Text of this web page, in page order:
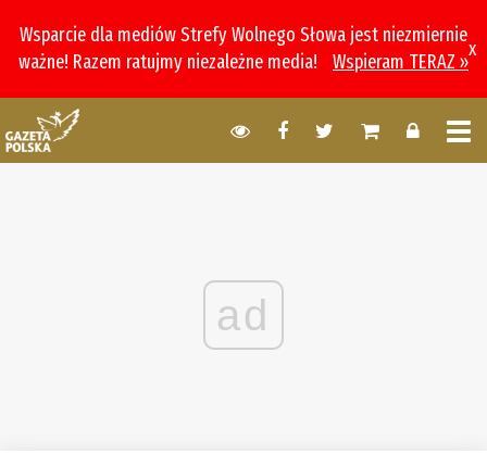
Wsparcie dla mediów Strefy Wolnego Słowa jest niezmiernie
ważne! Razem ratujmy niezależne media!
Wspieram TERAZ »
x
ad